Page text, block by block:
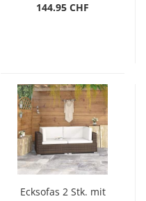
144.95 CHF
Ecksofas 2 Stk. mit